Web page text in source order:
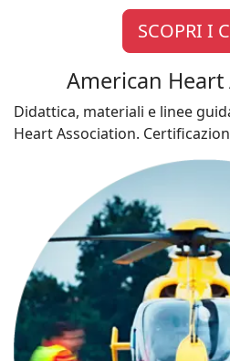
SCOPRI I
American Heart
Didattica, materiali e linee
Heart Association.